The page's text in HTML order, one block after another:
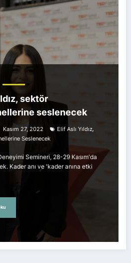
sektör
seslenecek
Kasım 27, 2022 Elif Aslı Yıldız,
Seslenecek
Semineri, 28-29 Kasım'da
Kader anı ve 'kader anına etki